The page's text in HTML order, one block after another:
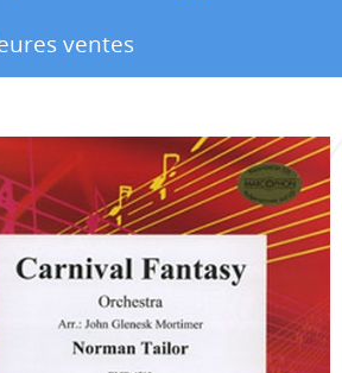
ventes